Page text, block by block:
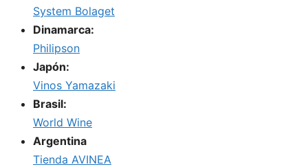
System Bolaget
Dinamarca:
Philipson
Japón:
Vinos Yamazaki
Brasil:
World Wine
Argentina
Tienda AVINEA